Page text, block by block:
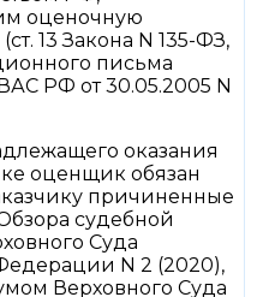
оценочную
13 Закона N 135-ФЗ,
письма
РФ от 30.05.2005 N
оказания
оценщик обязан
причиненные
судебной
Суда
N 2 (2020),
Верховного Суда